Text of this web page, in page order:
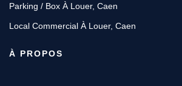
Parking / Box À Louer, Caen
Local Commercial À Louer, Caen
À PROPOS